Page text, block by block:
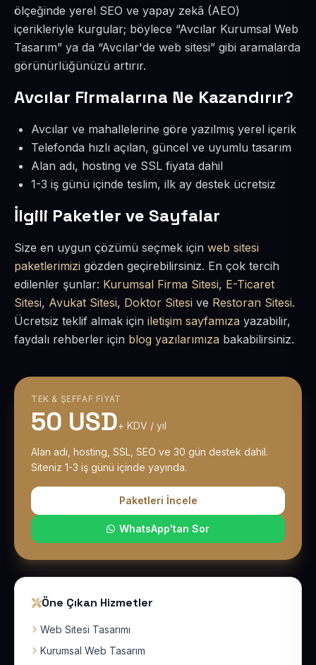
ölçeğinde yerel SEO ve yapay zekâ (AEO)
içerikleriyle kurgular; böylece “Avcılar Kurumsal Web
Tasarım” ya da “Avcılar'de web sitesi” gibi aramalarda
görünürlüğünüzü artırır.
Avcılar Firmalarına Ne Kazandırır?
Avcılar ve mahallelerine göre yazılmış yerel içerik
Telefonda hızlı açılan, güncel ve uyumlu tasarım
Alan adı, hosting ve SSL fiyata dahil
1-3 iş günü içinde teslim, ilk ay destek ücretsiz
İlgili Paketler ve Sayfalar
Size en uygun çözümü seçmek için web sitesi
paketlerimizi gözden geçirebilirsiniz. En çok tercih
edilenler şunlar: Kurumsal Firma Sitesi, E-Ticaret
Sitesi, Avukat Sitesi, Doktor Sitesi ve Restoran Sitesi.
Ücretsiz teklif almak için iletişim sayfamıza yazabilir,
faydalı rehberler için blog yazılarımıza bakabilirsiniz.
TEK & ŞEFFAF FIYAT
50 USD+ KDV / yıl
Alan adı, hosting, SSL, SEO ve 30 gün destek dahil.
Siteniz 1-3 iş günü içinde yayında.
Paketleri İncele
WhatsApp'tan Sor
Öne Çıkan Hizmetler
Web Sitesi Tasarımı
Kurumsal Web Tasarım